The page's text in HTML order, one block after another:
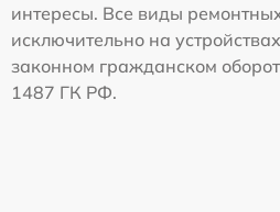
интересы. Все виды
исключительно на
законном гражданском
1487 ГК РФ.